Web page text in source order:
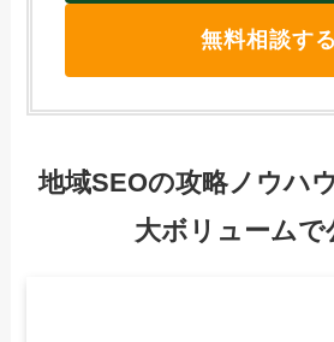
無料相談する
地域SEOの攻略ノウハ
大ボリュームで